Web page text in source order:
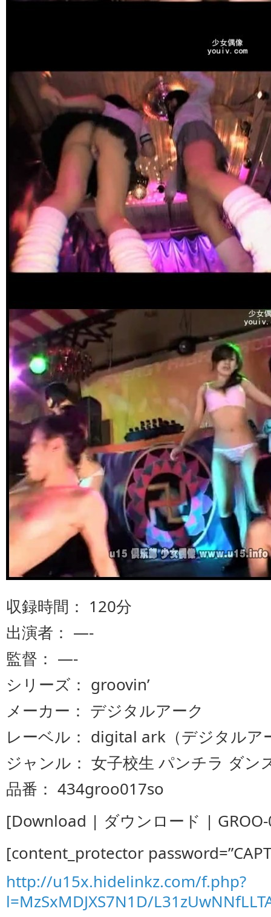
収録時間： 120分
出演者： —-
監督： —-
シリーズ： groovin’
メーカー： デジタルアーク
レーベル： digital ark（デジタルア
ジャンル： 女子校生 パンチラ ダン
品番： 434groo017so
[Download | ダウンロード |
[content_protector
http://u15x.hidelinkz.com/f.php?
l=MzSxMDJXS7N1D/